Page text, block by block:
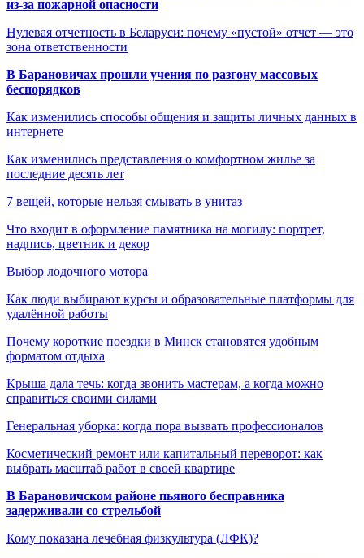
из-за пожарной опасности
Нулевая отчетность в Беларуси: почему «пустой» отчет — это
зона ответственности
В Барановичах прошли учения по разгону массовых
беспорядков
Как изменились способы общения и защиты личных данных в
интернете
Как изменились представления о комфортном жилье за
последние десять лет
7 вещей, которые нельзя смывать в унитаз
Что входит в оформление памятника на могилу: портрет,
надпись, цветник и декор
Выбор лодочного мотора
Как люди выбирают курсы и образовательные платформы для
удалённой работы
Почему короткие поездки в Минск становятся удобным
форматом отдыха
Крыша дала течь: когда звонить мастерам, а когда можно
справиться своими силами
Генеральная уборка: когда пора вызвать профессионалов
Косметический ремонт или капитальный переворот: как
выбрать масштаб работ в своей квартире
В Барановичском районе пьяного бесправника
задерживали со стрельбой
Кому показана лечебная физкультура (ЛФК)?